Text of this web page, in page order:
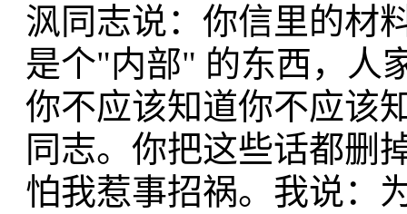
沨同志说：你信里的材
是个"内部" 的东西，人
你不应该知道你不应该
同志。你把这些话都删
怕我惹事招祸。我说：